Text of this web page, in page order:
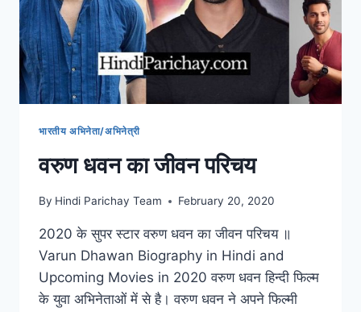
भारतीय अभिनेता/अभिनेत्री
वरुण धवन का जीवन परिचय
By Hindi Parichay Team February 20, 2020
2020 के सुपर स्टार वरुण धवन का जीवन परिचय ॥
Varun Dhawan Biography in Hindi and
Upcoming Movies in 2020 वरुण धवन हिन्दी फिल्म
के युवा अभिनेताओं में से है। वरुण धवन ने अपने फिल्मी